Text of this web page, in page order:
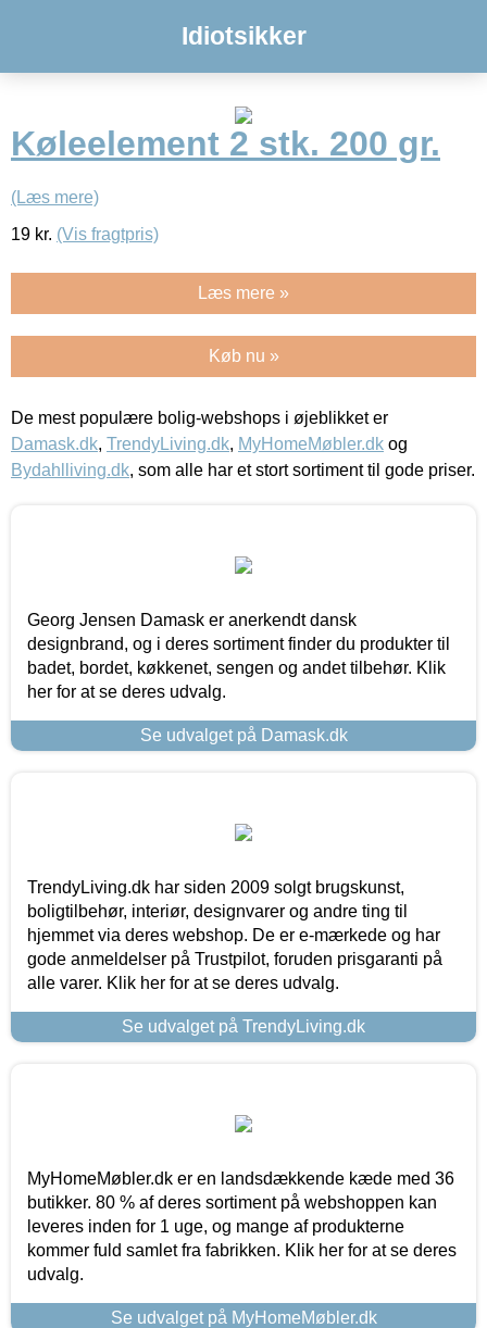
Idiotsikker
Køleelement 2 stk. 200 gr.
(Læs mere)
19 kr. (Vis fragtpris)
Læs mere »
Køb nu »
De mest populære bolig-webshops i øjeblikket er
Damask.dk, TrendyLiving.dk, MyHomeMøbler.dk og
Bydahlliving.dk, som alle har et stort sortiment til gode priser.
Georg Jensen Damask er anerkendt dansk
designbrand, og i deres sortiment finder du produkter til
badet, bordet, køkkenet, sengen og andet tilbehør. Klik
her for at se deres udvalg.
Se udvalget på Damask.dk
TrendyLiving.dk har siden 2009 solgt brugskunst,
boligtilbehør, interiør, designvarer og andre ting til
hjemmet via deres webshop. De er e-mærkede og har
gode anmeldelser på Trustpilot, foruden prisgaranti på
alle varer. Klik her for at se deres udvalg.
Se udvalget på TrendyLiving.dk
MyHomeMøbler.dk er en landsdækkende kæde med 36
butikker. 80 % af deres sortiment på webshoppen kan
leveres inden for 1 uge, og mange af produkterne
kommer fuld samlet fra fabrikken. Klik her for at se deres
udvalg.
Se udvalget på MyHomeMøbler.dk